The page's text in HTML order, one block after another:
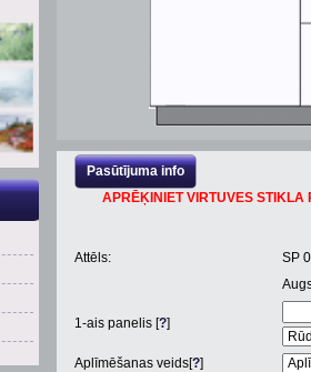
Pasūtījuma info
APRĒĶINIET VIRTUVES
Attēls:
SP
1-ais panelis [?]
Aplīmēšanas veids[?]